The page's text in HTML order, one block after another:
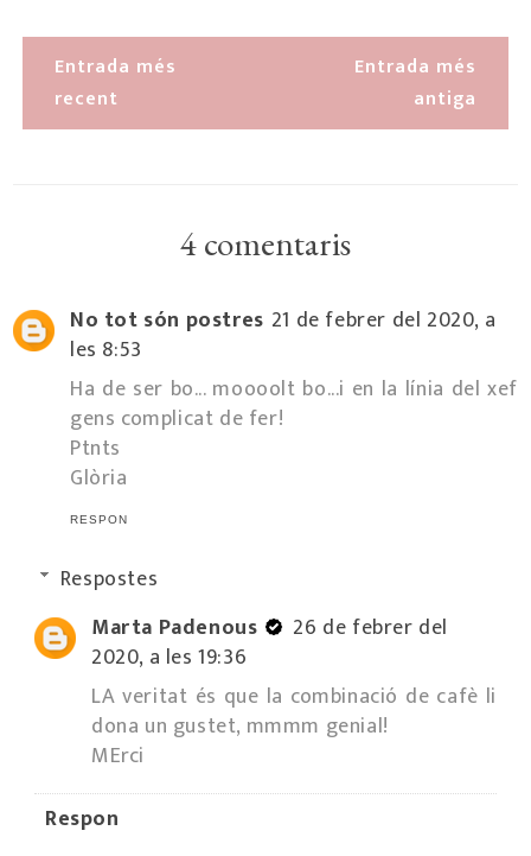
Entrada més
recent
Entrada més
antiga
4 comentaris
No tot són postres 21 de febrer del 2020, a
les 8:53
Ha de ser bo... moooolt bo...i en la línia del xef
gens complicat de fer!
Ptnts
Glòria
RESPON
Respostes
Marta Padenous
26 de febrer del
2020, a les 19:36
LA veritat és que la combinació de cafè li
dona un gustet, mmmm genial!
MErci
Respon